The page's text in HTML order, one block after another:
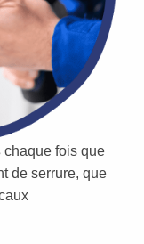
chaque fois que
de serrure, que